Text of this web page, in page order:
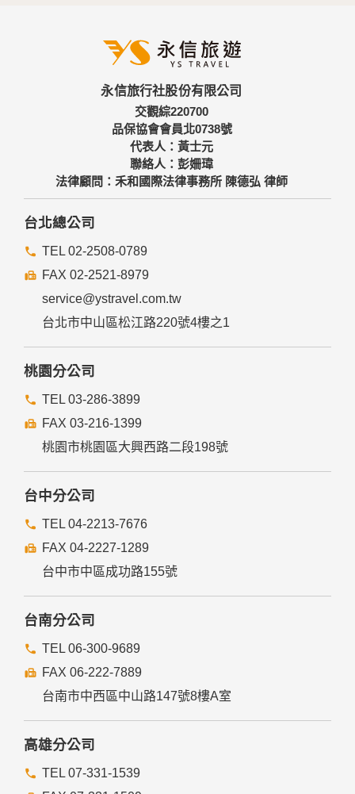
永信旅行社股份有限公司
交觀綜220700
品保協會會員北0738號
代表人：黃士元
聯絡人：彭姍瑋
法律顧問：禾和國際法律事務所 陳德弘 律師
台北總公司
TEL 02-2508-0789
FAX 02-2521-8979
service@ystravel.com.tw
台北市中山區松江路220號4樓之1
桃園分公司
TEL 03-286-3899
FAX 03-216-1399
桃園市桃園區大興西路二段198號
台中分公司
TEL 04-2213-7676
FAX 04-2227-1289
台中市中區成功路155號
台南分公司
TEL 06-300-9689
FAX 06-222-7889
台南市中西區中山路147號8樓A室
高雄分公司
TEL 07-331-1539